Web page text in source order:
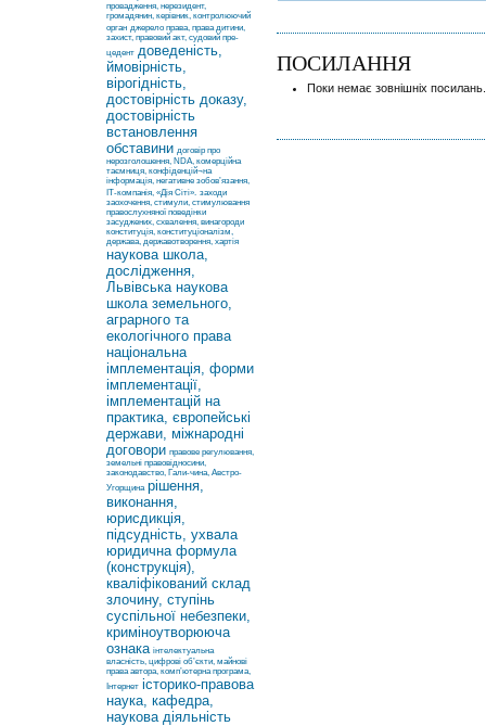
провадження, нерезидент,
громадянин, керівник, контролюючий
орган джерело права, права дитини,
захист, правовий акт, судовий пре-
цедент доведеність,
ймовірність,
вірогідність,
достовірність доказу,
достовірність
встановлення
обставини договір про
нерозголошення, NDA, комерційна
таємниця, конфіденцій¬на
інформація, негативне зобов’язання,
ІТ-компанія, «Дія Сіті». заходи
заохочення, стимули, стимулювання
правослухняної поведінки
засуджених, схвалення, винагороди
конституція, конституціоналізм,
держава, державотворення, хартія
наукова школа,
дослідження,
Львівська наукова
школа земельного,
аграрного та
екологічного права
національна
імплементація, форми
імплементації,
імплементацій на
практика, європейські
держави, міжнародні
договори правове регулювання,
земельні правовідносини,
законодавство, Гали-чина, Австро-
Угорщина рішення,
виконання,
юрисдикція,
підсудність, ухвала
юридична формула
(конструкція),
кваліфікований склад
злочину, ступінь
суспільної небезпеки,
криміноутворююча
ознака інтелектуальна
власність, цифрові об’єкти, майнові
права автора, комп’ютерна програма,
Інтернет історико-правова
наука, кафедра,
наукова діяльність
ПОСИЛАННЯ
Поки немає зовнішніх посилань.